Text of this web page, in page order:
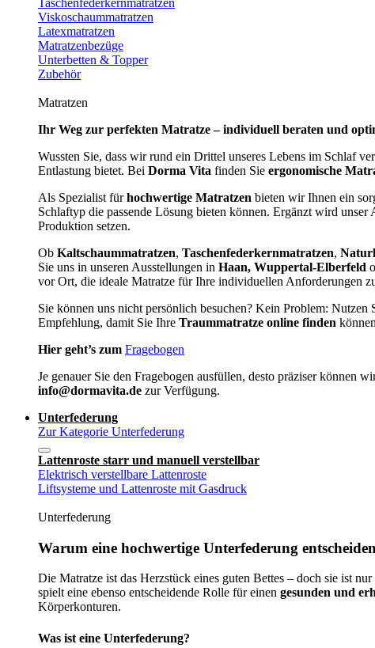
Taschenfederkernmatratzen
Viskoschaummatratzen
Latexmatratzen
Matratzenbezüge
Unterbetten & Topper
Zubehör
Matratzen
Ihr Weg zur perfekten Matratze – individuell beraten und
Wussten Sie, dass wir rund ein Drittel unseres Lebens im Schlaf
Entlastung bietet. Bei Dorma Vita finden Sie ergonomische
Als Spezialist fürhochwertige Matratzen bieten wir Ihnen ein
Schlaftyp die passende Lösung bieten können. Ergänzt wird unser
Produktion setzen.
Ob Kaltschaummatratzen, Taschenfederkernmatratzen,
Sie uns in unseren Ausstellungen in Haan, Wuppertal-Elberfeld
vor Ort, die ideale Matratze für Ihre individuellen Anforderungen
Sie können uns nicht persönlich besuchen? Kein Problem: Nutzen
Empfehlung, damit Sie Ihre Traummatratze online finden
Hier geht’s zum Fragebogen
Je genauer Sie den Fragebogen ausfüllen, desto präziser können
info@dormavita.de zur Verfügung.
Unterfederung
Zur Kategorie Unterfederung
Lattenroste starr und manuell verstellbar
Elektrisch verstellbare Lattenroste
Liftsysteme und Lattenroste mit Gasdruck
Unterfederung
Warum eine hochwertige Unterfederung
Die Matratze ist das Herzstück eines guten Bettes – doch sie ist
spielt eine ebenso entscheidende Rolle für einen gesunden und
Körperkonturen.
Was ist eine Unterfederung?